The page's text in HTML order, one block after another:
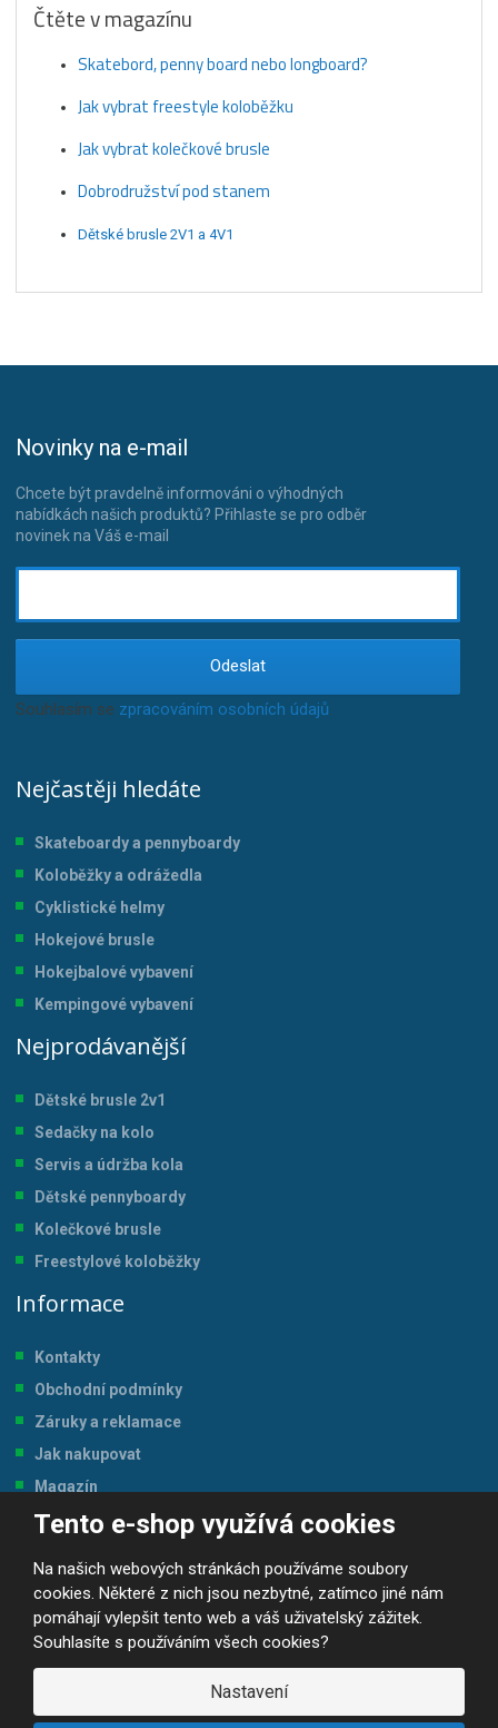
Tento e-shop využívá cookies
Na našich webových stránkách používáme soubory
cookies. Některé z nich jsou nezbytné, zatímco jiné nám
pomáhají vylepšit tento web a váš uživatelský zážitek.
Souhlasíte s používáním všech cookies?
Nastavení
Čtěte v magazínu
Skatebord, penny board nebo longboard?
Jak vybrat freestyle koloběžku
Jak vybrat kolečkové brusle
Dobrodružství pod stanem
Dětské brusle 2V1 a 4V1
Novinky na e-mail
Chcete být pravdelně informováni o výhodných
nabídkách našich produktů? Přihlaste se pro odběr
novinek na Váš e-mail
Odeslat
Souhlasím se zpracováním osobních údajů.
Nejčastěji hledáte
Skateboardy a pennyboardy
Koloběžky a odrážedla
Cyklistické helmy
Hokejové brusle
Hokejbalové vybavení
Kempingové vybavení
Nejprodávanější
Dětské brusle 2v1
Sedačky na kolo
Servis a údržba kola
Dětské pennyboardy
Kolečkové brusle
Freestylové koloběžky
Informace
Kontakty
Obchodní podmínky
Záruky a reklamace
Jak nakupovat
Magazín
Tabulka velikostí
© 2026, JP-SPORT.CZ SPORTOVNÍ POTŘEBY
Prohlášení o přístupnosti |Mapa stránek ||GDPR
VYROBILA
R